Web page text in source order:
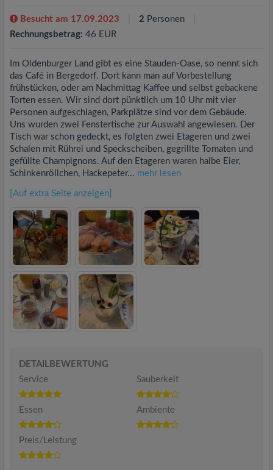
Besucht am 17.09.2023 2 Personen
Rechnungsbetrag: 46 EUR
Im Oldenburger Land gibt es eine Stauden-Oase, so nennt sich
das Café in Bergedorf. Dort kann man auf Vorbestellung
frühstücken, oder am Nachmittag Kaffee und selbst gebackene
Torten essen. Wir sind dort pünktlich um 10 Uhr mit vier
Personen aufgeschlagen, Parkplätze sind vor dem Gebäude.
Uns wurden zwei Fenstertische zur Auswahl angewiesen. Der
Tisch war schon gedeckt, es folgten zwei Etageren und zwei
Schalen mit Rührei und Speckscheiben, gegrillte Tomaten und
gefüllte Champignons. Auf den Etageren waren halbe Eier,
Schinkenröllchen, Hackepeter... mehr lesen
[Auf extra Seite anzeigen]
DETAILBEWERTUNG
Service
Sauberkeit
Essen Ambiente
Preis/Leistung